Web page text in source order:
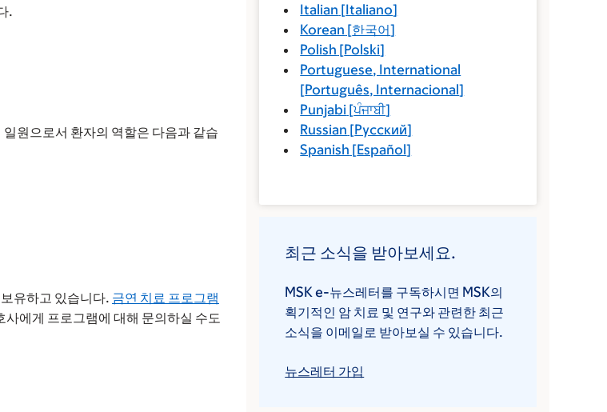
.
원으로서 환자의 역할은 다음과 같습
유하고 있습니다. 금연 치료 프로그램
사에게 프로그램에 대해 문의하실 수도
Italian [Italiano]
Korean [한국어]
Polish [Polski]
Portuguese, International
[Português, Internacional]
Punjabi [ਪੰਜਾਬੀ]
Russian [Русский]
Spanish [Español]
최근 소식을 받아보세요.
MSK e-뉴스레터를 구독하시면 MSK의
획기적인 암 치료 및 연구와 관련한 최근
소식을 이메일로 받아보실 수 있습니다.
뉴스레터 가입